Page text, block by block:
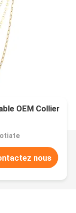
OEM Collier
nous